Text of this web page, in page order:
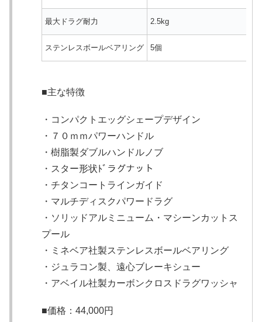
最大ドラグ耐力 2.5kg
ステンレスボールベアリング 5個
■主な特徴
・コンパクトエッグシェープデザイン
・７０ｍｍパワーハンドル
・樹脂製ダブルハンドルノブ
・スター形状ﾄﾞラグナット
・チタンコートラインガイド
・マルチディスクパワードラグ
・ソリッドアルミニューム・マシーンカットス
プール
・ミネベア社製ステンレスボールベアリング
・ジュラコン製、遠心ブレーキシュー
・アベイル社製カーボンクロスドラグワッシャ
■価格：44,000円